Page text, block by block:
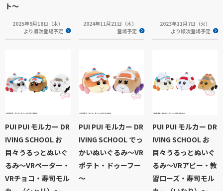
ト～
2025年9月18日（木）
より順次登場予定
2024年11月21日（木）
登場予定
2023年11月7日（火）
より順次登場予定
PUI PUI モルカー DR
IVING SCHOOL お
目々うるっとぬいぐ
るみ～VRペーター・
VRチョコ・寿司モル
PUI PUI モルカー DR
IVING SCHOOL でっ
かいぬいぐるみ～VR
ポテト・ドゥーフー
～
PUI PUI モルカー DR
IVING SCHOOL お
目々うるっとぬいぐ
るみ～VRアビー・教
習ローズ・寿司モル